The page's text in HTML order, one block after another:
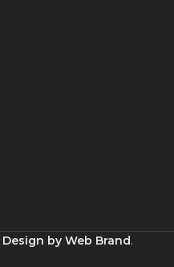
Design by Web Brand.